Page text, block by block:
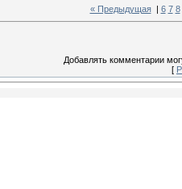
« Предыдущая| 6 7 8
Добавлять комментарии
[